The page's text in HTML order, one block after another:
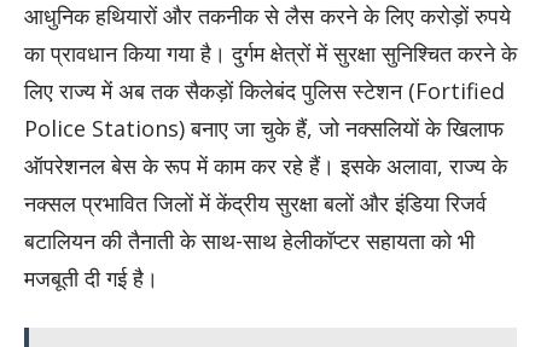
आधुनिक हथियारों और तकनीक से लैस करने के लिए करोड़ों रुपये
का प्रावधान किया गया है। दुर्गम क्षेत्रों में सुरक्षा सुनिश्चित करने के
लिए राज्य में अब तक सैकड़ों किलेबंद पुलिस स्टेशन (Fortified
Police Stations) बनाए जा चुके हैं, जो नक्सलियों के खिलाफ
ऑपरेशनल बेस के रूप में काम कर रहे हैं। इसके अलावा, राज्य के
नक्सल प्रभावित जिलों में केंद्रीय सुरक्षा बलों और इंडिया रिजर्व
बटालियन की तैनाती के साथ-साथ हेलीकॉप्टर सहायता को भी
मजबूती दी गई है।